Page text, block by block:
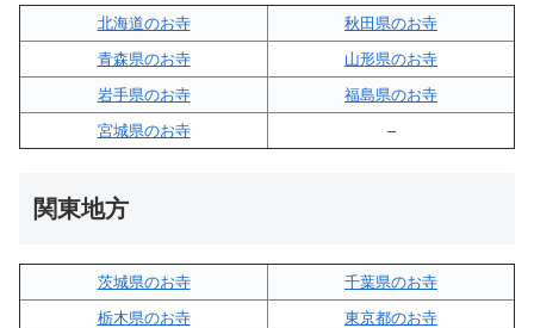
北海道のお寺
秋田県のお寺
青森県のお寺
山形県のお寺
岩手県のお寺
福島県のお寺
宮城県のお寺
–
関東地方
茨城県のお寺
千葉県のお寺
栃木県のお寺
東京都のお寺